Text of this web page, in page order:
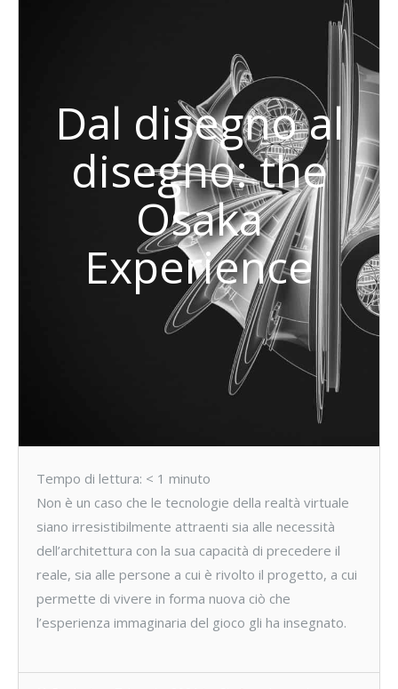
Dal disegno al
disegno: the
Osaka
Experience
Tempo di lettura: < 1 minuto
Non è un caso che le tecnologie della realtà virtuale
siano irresistibilmente attraenti sia alle necessità
dell’architettura con la sua capacità di precedere il
reale, sia alle persone a cui è rivolto il progetto, a cui
permette di vivere in forma nuova ciò che
l’esperienza immaginaria del gioco gli ha insegnato.